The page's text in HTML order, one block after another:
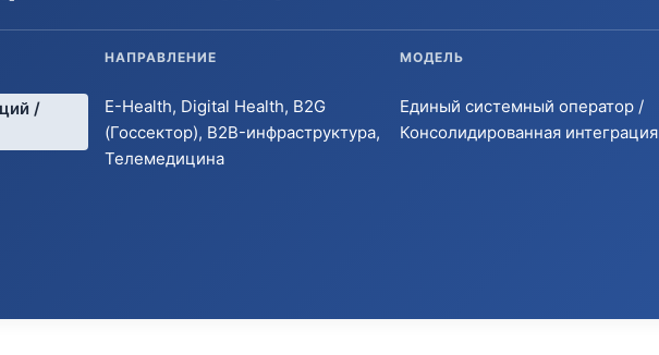
/
НАПРАВЛЕНИЕ
E-Health, Digital Health, B2G
(Госсектор), B2B-инфраструктура,
Телемедицина
МОДЕЛЬ
Единый системный оператор /
Консолидированная интеграция